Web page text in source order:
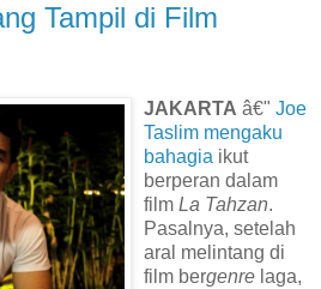
Tampil di Film
JAKARTA â€" Joe
Taslim mengaku
bahagia ikut
berperan dalam
film La Tahzan.
Pasalnya, setelah
aral melintang di
film bergenre laga,